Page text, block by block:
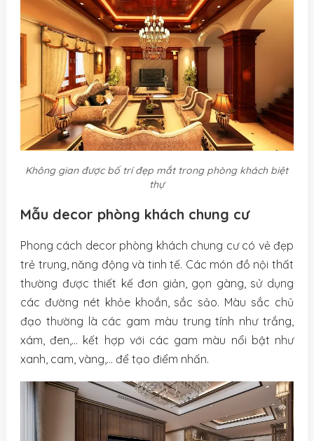
Không gian được bố trí đẹp mắt trong phòng khách biệt
thự
Mẫu decor phòng khách chung cư
Phong cách decor phòng khách chung cư có vẻ đẹp
trẻ trung, năng động và tinh tế. Các món đồ nội thất
thường được thiết kế đơn giản, gọn gàng, sử dụng
các đường nét khỏe khoắn, sắc sảo. Màu sắc chủ
đạo thường là các gam màu trung tính như trắng,
xám, đen,… kết hợp với các gam màu nổi bật như
xanh, cam, vàng,… để tạo điểm nhấn.